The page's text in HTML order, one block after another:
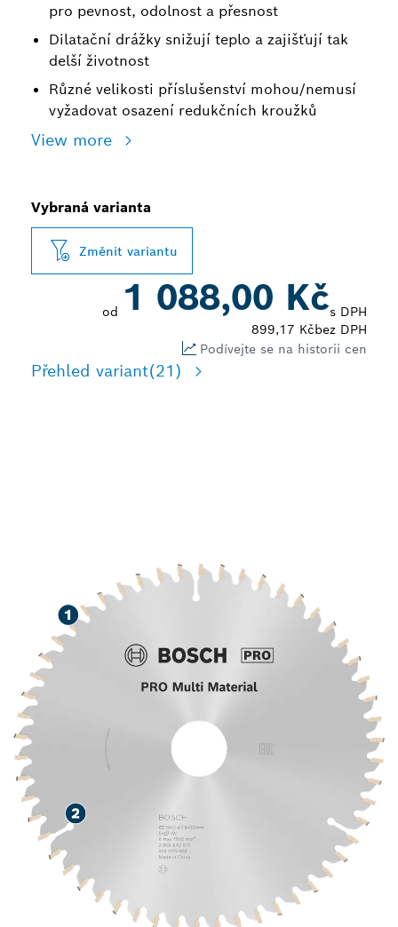
pro pevnost, odolnost a přesnost
Dilatační drážky snižují teplo a zajišťují tak
delší životnost
Různé velikosti příslušenství mohou/nemusí
vyžadovat osazení redukčních kroužků
View more
Vybraná varianta
Změnit variantu
od 1 088,00 Kčs DPH
899,17 Kčbez DPH
Podívejte se na historii cen
Přehled variant(21)